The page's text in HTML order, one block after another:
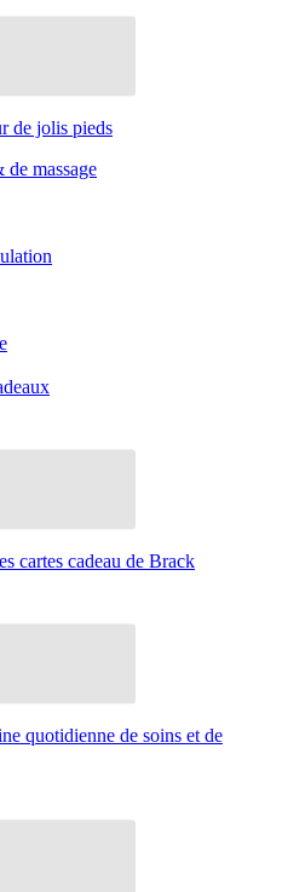
de jolis pieds
massage
cartes cadeau de Brack
quotidienne de soins et de